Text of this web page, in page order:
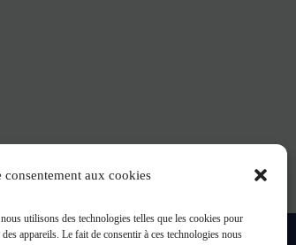
consentement aux cookies
utilisons des technologies telles que les cookies pour
appareils. Le fait de consentir à ces technologies nous